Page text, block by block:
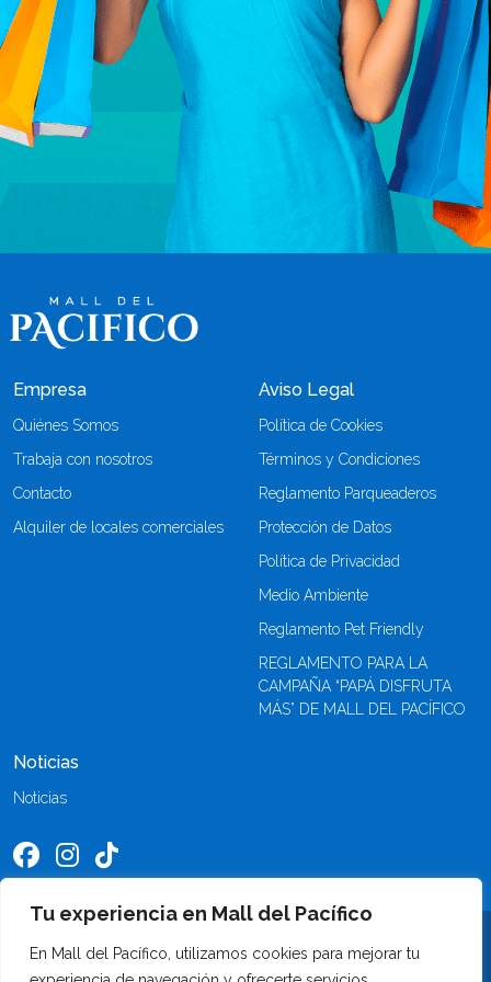
Tu experiencia en Mall del Pacífico
En Mall del Pacífico, utilizamos cookies para mejorar tu
Empresa
Quiénes Somos
Trabaja con nosotros
Contacto
Alquiler de locales comerciales
Aviso Legal
Política de Cookies
Términos y Condiciones
Reglamento Parqueaderos
Protección de Datos
Política de Privacidad
Medio Ambiente
Reglamento Pet Friendly
REGLAMENTO PARA LA
CAMPAÑA “PAPÁ DISFRUTA
MÁS” DE MALL DEL PACÍFICO
Noticias
Noticias
©2026 Mall del Pacífico. Todos los derechos reservados